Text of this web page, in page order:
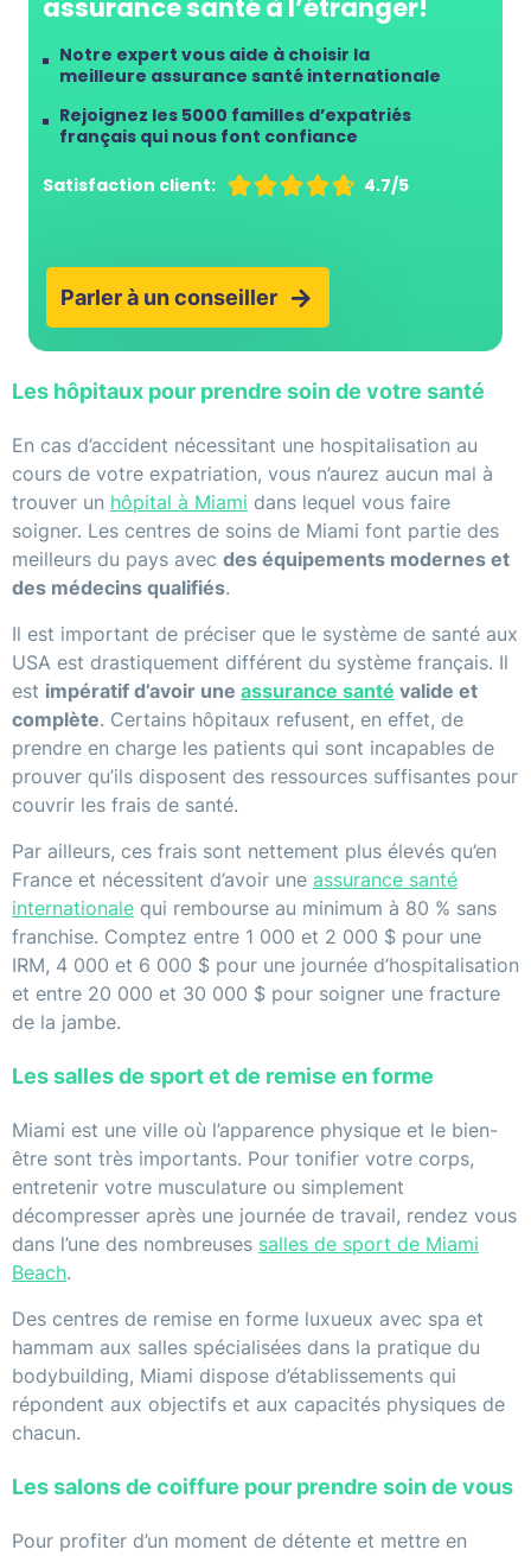
assurance santé à l’étranger!
Notre expert vous aide à choisir la
meilleure assurance santé internationale
Rejoignez les 5000 familles d’expatriés
français qui nous font confiance
Satisfaction client:  4.7/5
Parler à un conseiller
Les hôpitaux pour prendre soin de votre santé
En cas d’accident nécessitant une hospitalisation au
cours de votre expatriation, vous n’aurez aucun mal à
trouver un hôpital à Miami dans lequel vous faire
soigner. Les centres de soins de Miami font partie des
meilleurs du pays avec des équipements modernes et
des médecins qualifiés.
Il est important de préciser que le système de santé aux
USA est drastiquement différent du système français. Il
est impératif d’avoir une assurance santé valide et
complète. Certains hôpitaux refusent, en effet, de
prendre en charge les patients qui sont incapables de
prouver qu’ils disposent des ressources suffisantes pour
couvrir les frais de santé.
Par ailleurs, ces frais sont nettement plus élevés qu’en
France et nécessitent d’avoir une assurance santé
internationale qui rembourse au minimum à 80 % sans
franchise. Comptez entre 1 000 et 2 000 $ pour une
IRM, 4 000 et 6 000 $ pour une journée d’hospitalisation
et entre 20 000 et 30 000 $ pour soigner une fracture
de la jambe.
Les salles de sport et de remise en forme
Miami est une ville où l’apparence physique et le bien-
être sont très importants. Pour tonifier votre corps,
entretenir votre musculature ou simplement
décompresser après une journée de travail, rendez vous
dans l’une des nombreuses salles de sport de Miami
Beach.
Des centres de remise en forme luxueux avec spa et
hammam aux salles spécialisées dans la pratique du
bodybuilding, Miami dispose d’établissements qui
répondent aux objectifs et aux capacités physiques de
chacun.
Les salons de coiffure pour prendre soin de vous
Pour profiter d’un moment de détente et mettre en